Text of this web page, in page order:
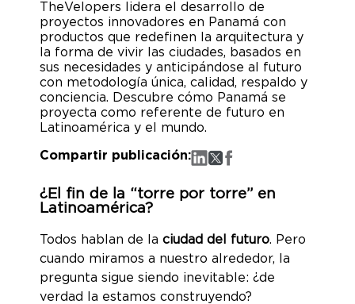
TheVelopers lidera el desarrollo de
proyectos innovadores en Panamá con
productos que redefinen la arquitectura y
la forma de vivir las ciudades, basados en
sus necesidades y anticipándose al futuro
con metodología única, calidad, respaldo y
conciencia. Descubre cómo Panamá se
proyecta como referente de futuro en
Latinoamérica y el mundo.
Compartir publicación:
¿El fin de la “torre por torre” en
Latinoamérica?
Todos hablan de la ciudad del futuro. Pero
cuando miramos a nuestro alrededor, la
pregunta sigue siendo inevitable: ¿de
verdad la estamos construyendo?